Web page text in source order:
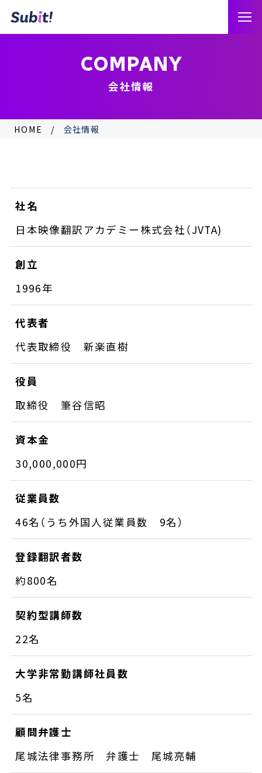
COMPANY
会社情報
HOME 会社情報
社名
日本映像翻訳アカデミー株式会社（JVTA)
創立
1996年
代表者
代表取締役 新楽直樹
役員
取締役 筆谷信昭
資本金
30,000,000円
従業員数
46名（うち外国人従業員数 9名）
登録翻訳者数
約800名
契約型講師数
22名
大学非常勤講師社員数
5名
顧問弁護士
尾城法律事務所 弁護士 尾城亮輔